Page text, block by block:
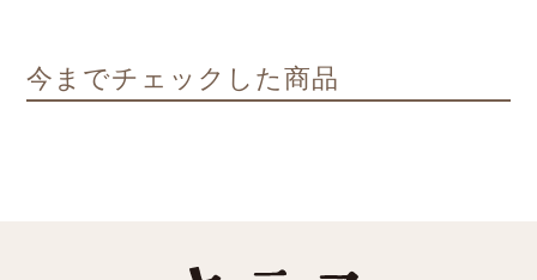
今までチェックした商品